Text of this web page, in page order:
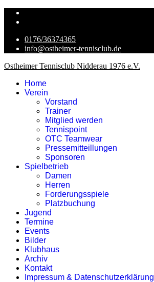
0176/36374365
info@ostheimer-tennisclub.de
Ostheimer Tennisclub Nidderau 1976 e.V.
Home
Verein
Vorstand
Trainer
Mitglied werden
Tennispoint
OTC Teamwear
Pressemitteillungen
Sponsoren
Spielbetrieb
Damen
Herren
Forderungsspiele
Platzbuchung
Jugend
Termine
Events
Bilder
Klubhaus
Archiv
Kontakt
Impressum & Datenschutzerklärung